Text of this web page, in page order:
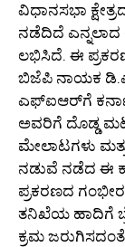
ವಿಧಾನಸಭಾ
ನಡೆದಿದೆ ಎನ್ನಲಾದ
ಲಭಿಸಿದೆ. ಈ
ಬಿಜೆಪಿ ನಾಯಕ
ಎಫ್‌ಐಆರ್‌ಗೆ
ಅವರಿಗೆ ದೊಡ್ಡ
ಮೇಲಾಟಗಳು
ನಡುವೆ ನಡೆದ ಈ
ಪ್ರಕರಣದ
ತನಿಖೆಯ ಹಾದಿಗೆ
ಕ್ರಮ